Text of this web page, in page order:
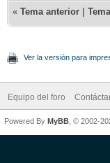
« Tema anterior
Ver la versión para
Equipo del foro
Powered By MyBB , © 2002-